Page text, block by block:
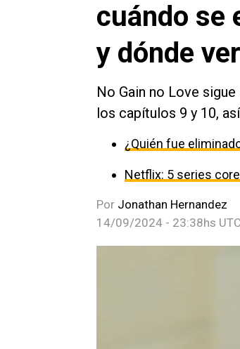
cuándo se
y dónde
No Gain no Love
los capítulos 9 y 10,
¿Quién fue
Netflix: 5 series
Por Jonathan Hernandez
14/09/2024 - 23:38hs UTC